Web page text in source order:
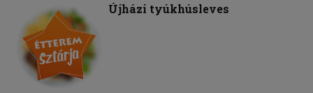
Újházi tyúkhúsleves